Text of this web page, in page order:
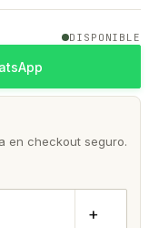
DISPONIBLE
en checkout seguro.
+